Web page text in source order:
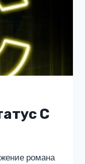
C
романа